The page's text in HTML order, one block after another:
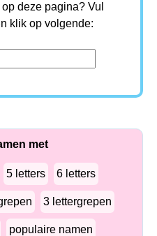
deze pagina? Vul
klik op volgende:
met
5 letters 6 letters
3 lettergrepen
populaire namen